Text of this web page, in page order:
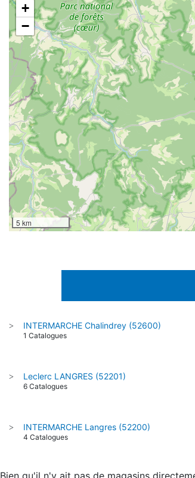
+
−
5 km
> INTERMARCHE Chalindrey (52600)
1 Catalogues
> Leclerc LANGRES (52201)
6 Catalogues
> INTERMARCHE Langres (52200)
4 Catalogues
Bien qu'il n'y ait pas de magasins